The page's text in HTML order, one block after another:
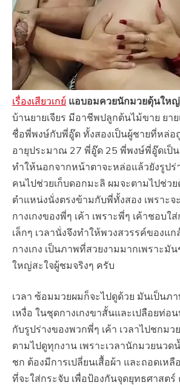
เรื่องเสียวเกย์ แอบอมควยนักมวยดุ้นใหญ่
บ้านยายเจียร มีอาชีพปลูกต้นไม้ขาย ยา
ชื่อพี่พงษ์กับพี่อู๊ด ทั้งสองเป็นผู้ชายที่หล่อ
อายุประมาณ 27 พี่อู๊ด 25 พี่พงษ์พี่อู๊ดเป็
ทำให้นอกจากหน้าตาจะหล่อแล้วยังรูปร่
คนไปช่วยเก็บดอกมะลิ ผมจะตามไปช่ว
ตำแหน่งนั่งตรงข้ามกับพี่ทั้งสอง เพราะจ
กางเกงของพี่ๆ เค้า เพราะพี่ๆ เค้าชอบใ
เล็กๆ เวลานั่งจึงทำให้พวงสวรรค์ของแ
กางเกง เป็นภาพที่สวยงามมากเพราะมั
ใหญ่สะใจผู้ชมจริงๆ ครับ
เวลา ซ้อมมวยผมก็จะไปดูด้วย มันเป็นภ
เหงื่อ ในชุดกางเกงขาสั้นและเปลือยท่อ
กับรูปร่างของพวกพี่ๆ เค้า เวลาไปชกม
ตามไปดูทุกงาน เพราะเวลานักมวยนว
ชก ต้องมีการเปลี่ยนเสื้อผ้า และถอดเหลื
ที่จะใส่กระจับ เพื่อป้องกันจุดยุทธศาสต